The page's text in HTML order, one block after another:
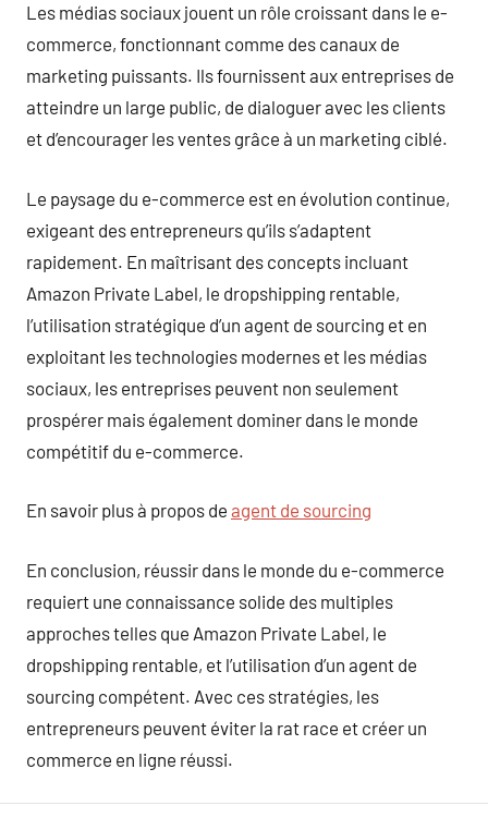
Les médias sociaux jouent un rôle croissant dans le e-
commerce, fonctionnant comme des canaux de
marketing puissants. Ils fournissent aux entreprises de
atteindre un large public, de dialoguer avec les clients
et d’encourager les ventes grâce à un marketing ciblé.
Le paysage du e-commerce est en évolution continue,
exigeant des entrepreneurs qu’ils s’adaptent
rapidement. En maîtrisant des concepts incluant
Amazon Private Label, le dropshipping rentable,
l’utilisation stratégique d’un agent de sourcing et en
exploitant les technologies modernes et les médias
sociaux, les entreprises peuvent non seulement
prospérer mais également dominer dans le monde
compétitif du e-commerce.
En savoir plus à propos de agent de sourcing
En conclusion, réussir dans le monde du e-commerce
requiert une connaissance solide des multiples
approches telles que Amazon Private Label, le
dropshipping rentable, et l’utilisation d’un agent de
sourcing compétent. Avec ces stratégies, les
entrepreneurs peuvent éviter la rat race et créer un
commerce en ligne réussi.